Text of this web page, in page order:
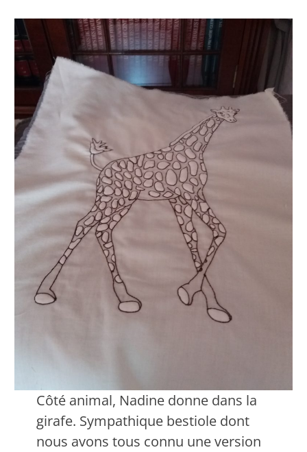
Côté animal, Nadine donne dans la
girafe. Sympathique bestiole dont
nous avons tous connu une version